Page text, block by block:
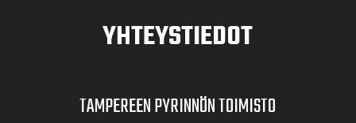
YHTEYSTIEDOT
TAMPEREEN PYRINNÖN TOIMISTO